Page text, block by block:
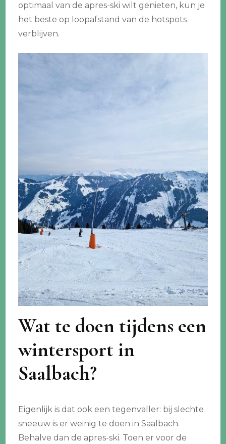
optimaal van de apres-ski wilt genieten, kun je
het beste op loopafstand van de hotspots
verblijven.
Wat te doen tijdens een
wintersport in
Saalbach?
Eigenlijk is dat ook een tegenvaller: bij slechte
sneeuw is er weinig te doen in Saalbach.
Behalve dan de apres-ski. Toen er voor de